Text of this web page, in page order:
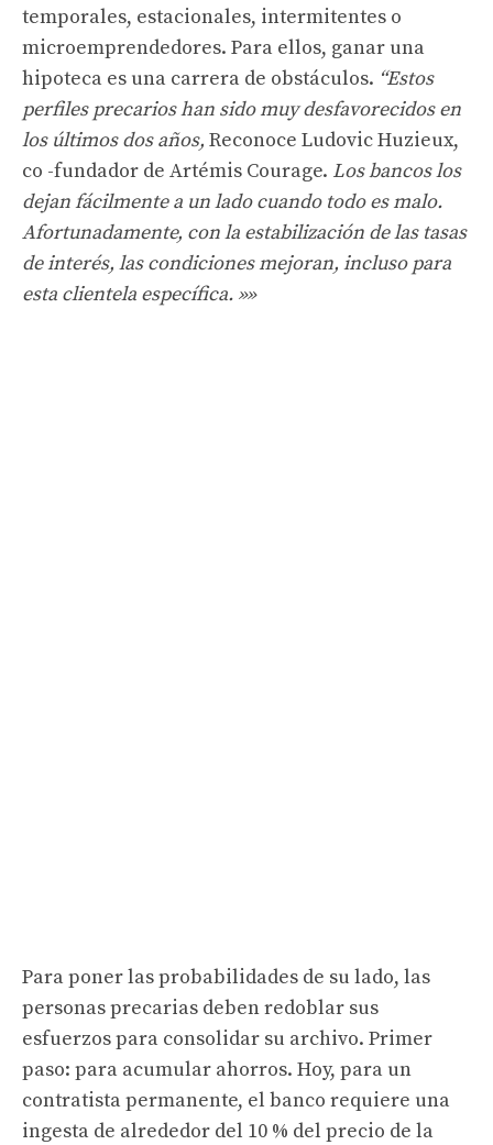
temporales, estacionales, intermitentes o
microemprendedores. Para ellos, ganar una
hipoteca es una carrera de obstáculos. “Estos
perfiles precarios han sido muy desfavorecidos en
los últimos dos años, Reconoce Ludovic Huzieux,
co -fundador de Artémis Courage. Los bancos los
dejan fácilmente a un lado cuando todo es malo.
Afortunadamente, con la estabilización de las tasas
de interés, las condiciones mejoran, incluso para
esta clientela específica. »»
Para poner las probabilidades de su lado, las
personas precarias deben redoblar sus
esfuerzos para consolidar su archivo. Primer
paso: para acumular ahorros. Hoy, para un
contratista permanente, el banco requiere una
ingesta de alrededor del 10 % del precio de la